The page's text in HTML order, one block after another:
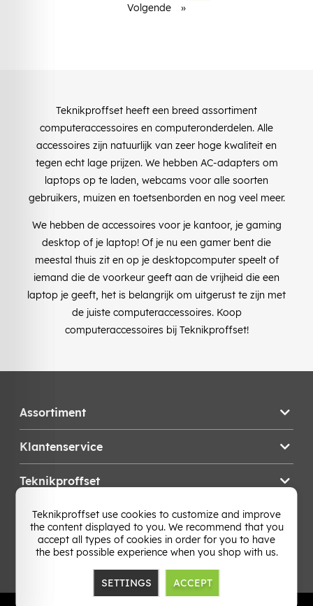
Volgende
»
Teknikproffset heeft een breed assortiment
computeraccessoires en computeronderdelen. Alle
accessoires zijn natuurlijk van zeer hoge kwaliteit en
tegen echt lage prijzen. We hebben AC-adapters om
laptops op te laden, webcams voor alle soorten
gebruikers, muizen en toetsenborden en nog veel meer.
We hebben de accessoires voor je kantoor, je gaming
desktop of je laptop! Of je nu een gamer bent die
meestal thuis zit en op je desktopcomputer speelt of
iemand die de voorkeur geeft aan de vrijheid die een
laptop je geeft, het is belangrijk om uitgerust te zijn met
de juiste computeraccessoires. Koop
computeraccessoires bij Teknikproffset!
Assortiment
Klantenservice
Teknikproffset
Wijzig Land
Teknikproffset use cookies to customize and improve
the content displayed to you. We recommend that you
accept all types of cookies in order for you to have
the best possible experience when you shop with us.
SETTINGS ACCEPT